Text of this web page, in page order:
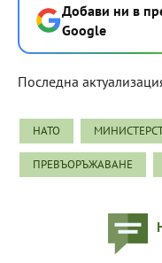
Добави ни в
Google
Последна
НАТО
ПРЕВЪОРЪЖАВАНЕ